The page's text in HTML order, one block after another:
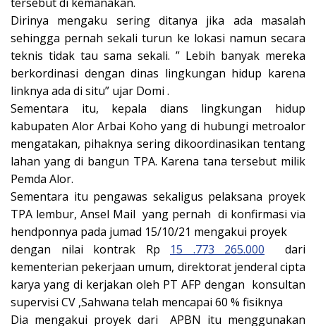
Dirinya mengaku sering ditanya jika ada masalah
sehingga pernah sekali turun ke lokasi namun secara
teknis tidak tau sama sekali. ” Lebih banyak mereka
berkordinasi dengan dinas lingkungan hidup karena
linknya ada di situ” ujar Domi .
Sementara itu, kepala dians lingkungan hidup
kabupaten Alor Arbai Koho yang di hubungi metroalor
mengatakan, pihaknya sering dikoordinasikan tentang
lahan yang di bangun TPA. Karena tana tersebut milik
Pemda Alor.
Sementara itu pengawas sekaligus pelaksana proyek
TPA lembur, Ansel Mail yang pernah di konfirmasi via
hendponnya pada jumad 15/10/21 mengakui proyek
dengan nilai kontrak Rp 15 .773 265.000 dari
kementerian pekerjaan umum, direktorat jenderal cipta
karya yang di kerjakan oleh PT AFP dengan konsultan
supervisi CV ,Sahwana telah mencapai 60 % fisiknya
Dia mengakui proyek dari APBN itu menggunakan